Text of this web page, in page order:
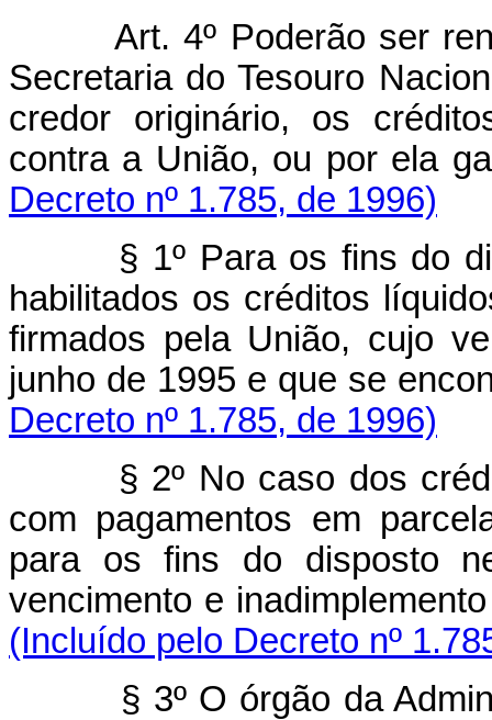
Art. 4º Poderão ser
Secretaria do Tesouro
credor originário, os
contra a União, ou por
Decreto nº 1.785, de 1996)
§ 1º Para os fins do
habilitados os créditos
firmados pela União, cujo
junho de 1995 e que se
Decreto nº 1.785, de 1996)
§ 2º No caso dos
com pagamentos em
para os fins do disposto
vencimento e
(Incluído pelo Decreto nº
§ 3º O órgão da